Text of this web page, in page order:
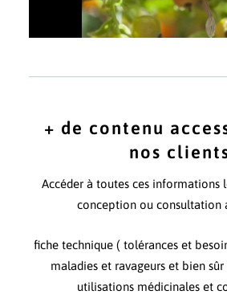
+ de contenu
nos
Accéder à toutes ces informations
conception ou consultation
fiche technique ( tolérances et
maladies et ravageurs et bien
utilisations médicinales et